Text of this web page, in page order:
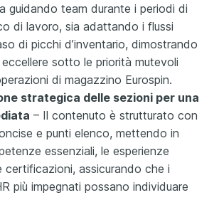
guidando team durante i periodi di
di lavoro, sia adattando i flussi
di picchi d’inventario, dimostrando
sotto le priorità mutevoli
di magazzino Eurospin.
strategica delle sezioni per una
– Il contenuto è strutturato con
e punti elenco, mettendo in
essenziali, le esperienze
certificazioni, assicurando che i
più impegnati possano individuare